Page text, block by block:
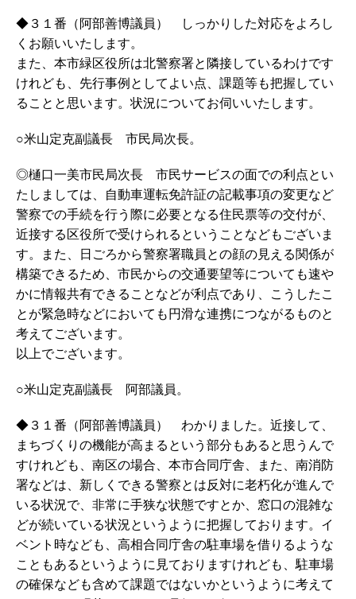
◆３１番（阿部善博議員） しっかりした対応をよろし
くお願いいたします。
また、本市緑区役所は北警察署と隣接しているわけです
けれども、先行事例としてよい点、課題等も把握してい
ることと思います。状況についてお伺いいたします。
○米山定克副議長 市民局次長。
◎樋口一美市民局次長 市民サービスの面での利点とい
たしましては、自動車運転免許証の記載事項の変更など
警察での手続を行う際に必要となる住民票等の交付が、
近接する区役所で受けられるということなどもございま
す。また、日ごろから警察署職員との顔の見える関係が
構築できるため、市民からの交通要望等についても速や
かに情報共有できることなどが利点であり、こうしたこ
とが緊急時などにおいても円滑な連携につながるものと
考えてございます。
以上でございます。
○米山定克副議長 阿部議員。
◆３１番（阿部善博議員） わかりました。近接して、
まちづくりの機能が高まるという部分もあると思うんで
すけれども、南区の場合、本市合同庁舎、また、南消防
署などは、新しくできる警察とは反対に老朽化が進んで
いる状況で、非常に手狭な状態ですとか、窓口の混雑な
どが続いている状況というように把握しております。イ
ベント時なども、高相合同庁舎の駐車場を借りるような
こともあるというように見ておりますけれども、駐車場
の確保なども含めて課題ではないかというように考えて